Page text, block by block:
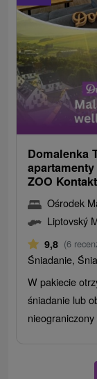
Domalenka
ZOO Kontakt
Ośrodek
Liptovský
9,8 (6
Śniadanie,
W pakiecie
śniadanie lub